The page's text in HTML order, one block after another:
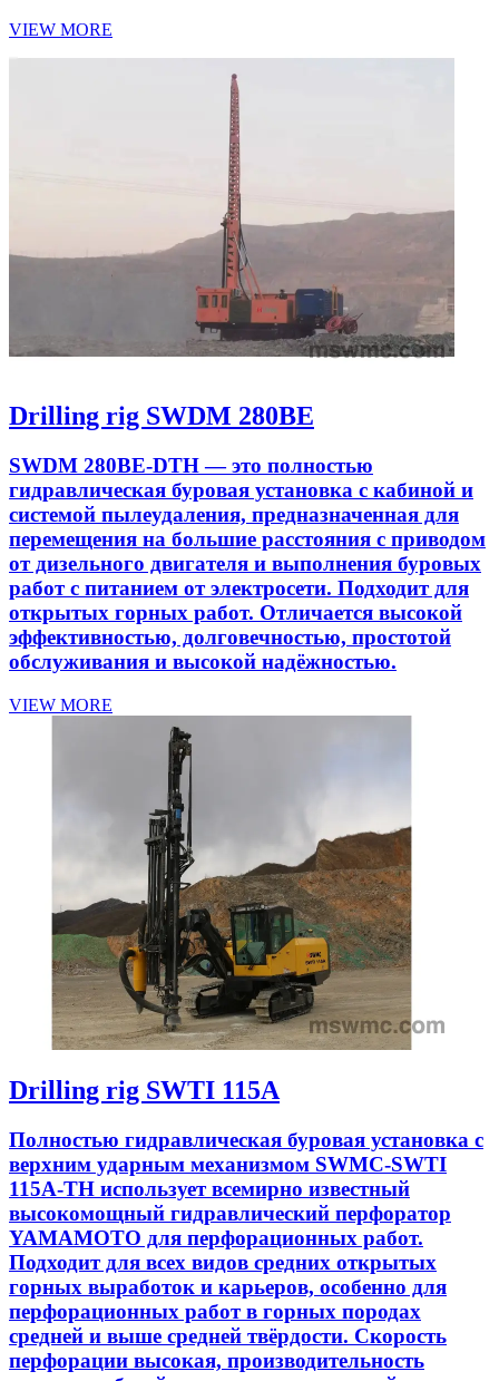
VIEW MORE
Drilling rig SWDM 280BE
SWDM 280BE-DTH — это полностью
гидравлическая буровая установка с кабиной и
системой пылеудаления, предназначенная для
перемещения на большие расстояния с приводом
от дизельного двигателя и выполнения буровых
работ с питанием от электросети. Подходит для
открытых горных работ. Отличается высокой
эффективностью, долговечностью, простотой
обслуживания и высокой надёжностью.
VIEW MORE
Drilling rig SWTI 115A
Полностью гидравлическая буровая установка с
верхним ударным механизмом SWMC-SWTI
115A-TH использует всемирно известный
высокомощный гидравлический перфоратор
YAMAMOTO для перфорационных работ.
Подходит для всех видов средних открытых
горных выработок и карьеров, особенно для
перфорационных работ в горных породах
средней и выше средней твёрдости. Скорость
перфорации высокая, производительность